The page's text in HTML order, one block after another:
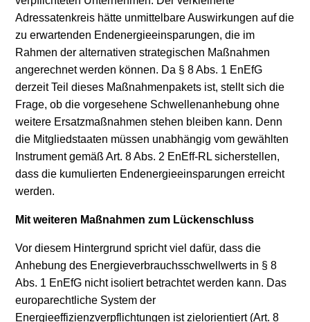
Adressatenkreis hätte unmittelbare Auswirkungen auf die
zu erwartenden Endenergieeinsparungen, die im
Rahmen der alternativen strategischen Maßnahmen
angerechnet werden können. Da § 8 Abs. 1 EnEfG
derzeit Teil dieses Maßnahmenpakets ist, stellt sich die
Frage, ob die vorgesehene Schwellenanhebung ohne
weitere Ersatzmaßnahmen stehen bleiben kann. Denn
die Mitgliedstaaten müssen unabhängig vom gewählten
Instrument gemäß Art. 8 Abs. 2 EnEff-RL sicherstellen,
dass die kumulierten Endenergieeinsparungen erreicht
werden.
Mit weiteren Maßnahmen zum Lückenschluss
Vor diesem Hintergrund spricht viel dafür, dass die
Anhebung des Energieverbrauchsschwellwerts in § 8
Abs. 1 EnEfG nicht isoliert betrachtet werden kann. Das
europarechtliche System der
Energieeffizienzverpflichtungen ist zielorientiert (Art. 8